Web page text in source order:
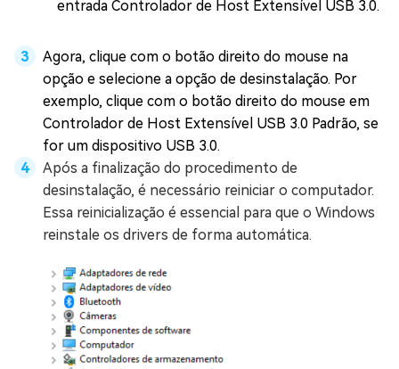
entrada Controlador de Host Extensível USB 3.0.
Agora, clique com o botão direito do mouse na
opção e selecione a opção de desinstalação. Por
exemplo, clique com o botão direito do mouse em
Controlador de Host Extensível USB 3.0 Padrão, se
for um dispositivo USB 3.0.
Após a finalização do procedimento de
desinstalação, é necessário reiniciar o computador.
Essa reinicialização é essencial para que o Windows
reinstale os drivers de forma automática.